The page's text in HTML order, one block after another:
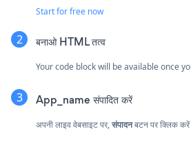
Start for free now
बनाओHTML तत्व
Your code block will be available once
App_name संपादित करें
अपनी लाइव वेबसाइट पर,संपादनबटन पर क्लिक